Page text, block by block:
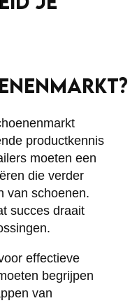
productkennis
moeten een
die verder
van schoenen.
succes draait
effectieve
begrijpen
van